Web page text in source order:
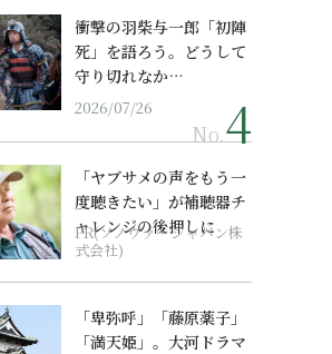
衝撃の羽柴与一郎「初陣
死」を語ろう。どうして
守り切れなか…
2026/07/26
No.
「ヤブサメの声をもう一
度聴きたい」が補聴器チ
ャレンジの後押しに
PR(ソノヴァ・ジャパン株
式会社)
「卑弥呼」「藤原薬子」
「満天姫」。大河ドラマ